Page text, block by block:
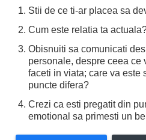
Stii de ce ti-ar placea sa
Cum este relatia ta
Obisnuiti sa comunicati
personale, despre ceea ce
faceti in viata; care va este
puncte difera?
Crezi ca esti pregatit din
emotional sa primesti un